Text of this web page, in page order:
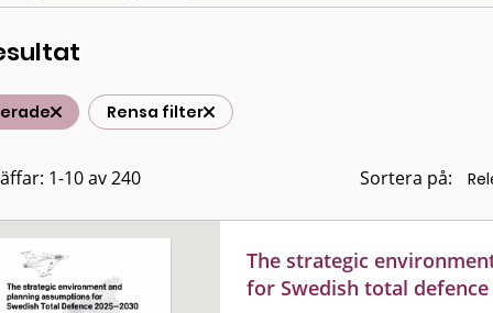
Rensa filter
1-10 av 240 Sortera på:
The strategic
for Swedish total defence